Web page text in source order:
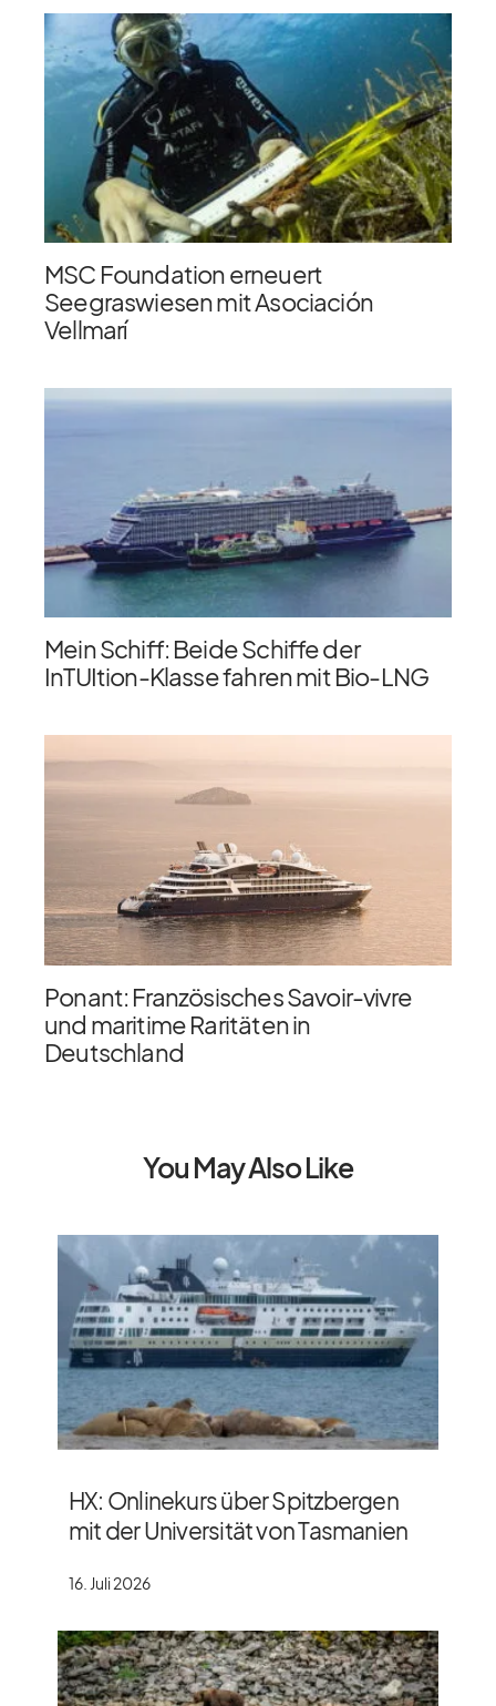
MSC Foundation erneuert
Seegraswiesen mit Asociación
Vellmarí
Mein Schiff: Beide Schiffe der
InTUItion-Klasse fahren mit Bio-LNG
Ponant: Französisches Savoir-vivre
und maritime Raritäten in
Deutschland
You May Also Like
HX: Onlinekurs über Spitzbergen
mit der Universität von Tasmanien
16. Juli 2026